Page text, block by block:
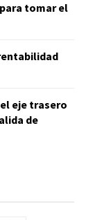
tomar el
eje trasero
de